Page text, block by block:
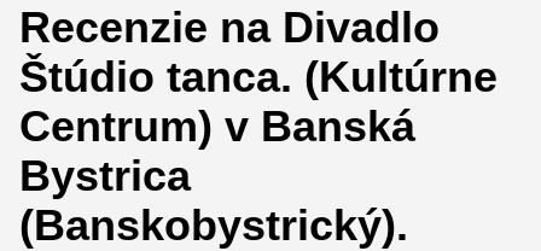
Recenzie na Divadlo
Štúdio tanca. (Kultúrne
Centrum) v Banská
Bystrica
(Banskobystrický).